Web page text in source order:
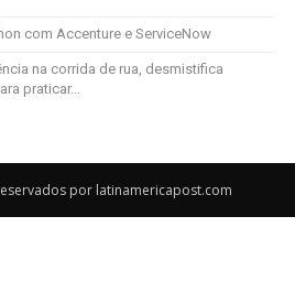
com Accenture e ServiceNow
na corrida de rua, desmistifica
praticar...
por latinamericapost.com